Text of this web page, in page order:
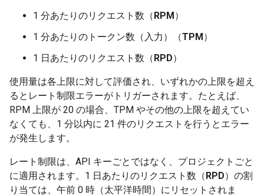
1 分あたりのリクエスト数（RPM）
1 分あたりのトークン数（入力）（TPM）
1 日あたりのリクエスト数（RPD）
使用量は各上限に対して評価され、いずれかの上限を超え
るとレート制限エラーがトリガーされます。たとえば、
RPM 上限が 20 の場合、TPM やその他の上限を超えてい
なくても、1 分以内に 21 件のリクエストを行うとエラー
が発生します。
レート制限は、API キーごとではなく、プロジェクトごと
に適用されます。1 日あたりのリクエスト数（RPD）の割
り当ては、午前 0 時（太平洋時間）にリセットされま